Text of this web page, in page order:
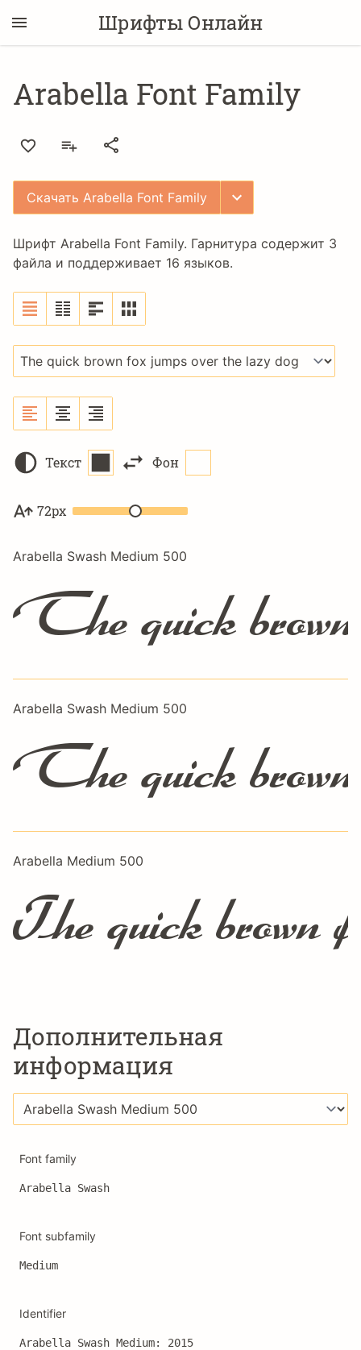
Шрифты Онлайн
Arabella Font Family
Скачать Arabella Font Family
Шрифт Arabella Font Family. Гарнитура содержит 3
файла и поддерживает 16 языков.
Текст Фон
72px
Arabella Swash Medium 500
The quick brown
Arabella Swash Medium 500
The quick brown
Arabella Medium 500
The quick brown
Дополнительная
информация
Font family
Arabella Swash
Font subfamily
Medium
Identifier
Arabella Swash Medium: 2015